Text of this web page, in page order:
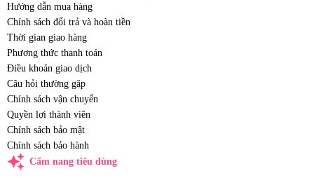
Hướng dẫn mua hàng
Chính sách đổi trả và hoàn tiền
Thời gian giao hàng
Phương thức thanh toán
Điều khoản giao dịch
Câu hỏi thường gặp
Chính sách vận chuyển
Quyền lợi thành viên
Chính sách bảo mật
Chính sách bảo hành
auto_awesome Cẩm nang tiêu dùng